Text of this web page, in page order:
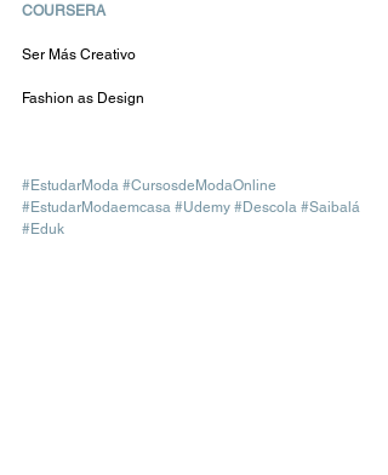
COURSERA
Ser Más Creativo
Fashion as Design
#EstudarModa #CursosdeModaOnline
#EstudarModaemcasa #Udemy #Descola #Saibalá
#Eduk